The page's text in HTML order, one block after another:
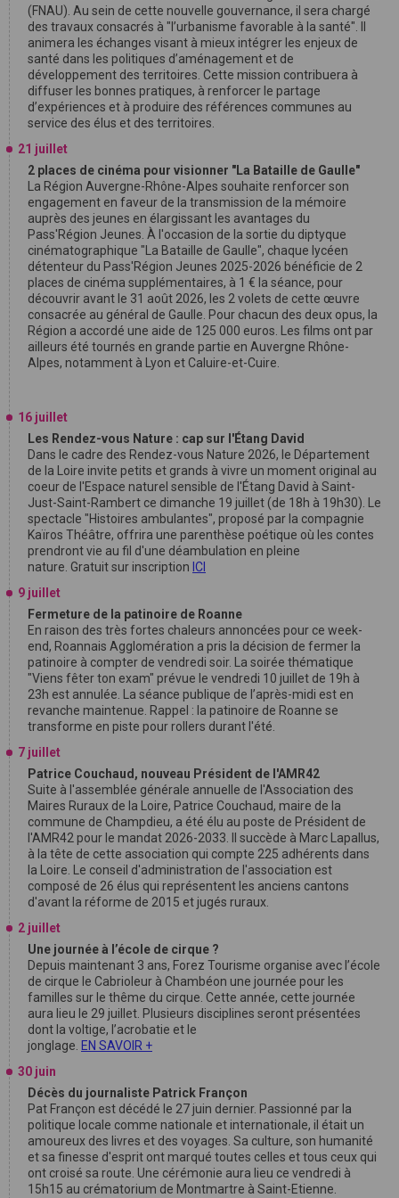
(FNAU). Au sein de cette nouvelle gouvernance, il sera chargé
des travaux consacrés à "l’urbanisme favorable à la santé". Il
animera les échanges visant à mieux intégrer les enjeux de
santé dans les politiques d’aménagement et de
développement des territoires. Cette mission contribuera à
diffuser les bonnes pratiques, à renforcer le partage
d’expériences et à produire des références communes au
service des élus et des territoires.
21 juillet
2 places de cinéma pour visionner "La Bataille de Gaulle"
La Région Auvergne-Rhône-Alpes souhaite renforcer son
engagement en faveur de la transmission de la mémoire
auprès des jeunes en élargissant les avantages du
Pass'Région Jeunes. À l'occasion de la sortie du diptyque
cinématographique "La Bataille de Gaulle", chaque lycéen
détenteur du Pass'Région Jeunes 2025-2026 bénéficie de 2
places de cinéma supplémentaires, à 1 € la séance, pour
découvrir avant le 31 août 2026, les 2 volets de cette œuvre
consacrée au général de Gaulle. Pour chacun des deux opus, la
Région a accordé une aide de 125 000 euros. Les films ont par
ailleurs été tournés en grande partie en Auvergne Rhône-
Alpes, notamment à Lyon et Caluire-et-Cuire.
16 juillet
Les Rendez-vous Nature : cap sur l'Étang David
Dans le cadre des Rendez-vous Nature 2026, le Département
de la Loire invite petits et grands à vivre un moment original au
coeur de l'Espace naturel sensible de l'Étang David à Saint-
Just-Saint-Rambert ce dimanche 19 juillet (de 18h à 19h30). Le
spectacle "Histoires ambulantes", proposé par la compagnie
Kaïros Théâtre, offrira une parenthèse poétique où les contes
prendront vie au fil d'une déambulation en pleine
nature. Gratuit sur inscription ICI
9 juillet
Fermeture de la patinoire de Roanne
En raison des très fortes chaleurs annoncées pour ce week-
end, Roannais Agglomération a pris la décision de fermer la
patinoire à compter de vendredi soir. La soirée thématique
"Viens fêter ton exam" prévue le vendredi 10 juillet de 19h à
23h est annulée. La séance publique de l’après-midi est en
revanche maintenue. Rappel : la patinoire de Roanne se
transforme en piste pour rollers durant l'été.
7 juillet
Patrice Couchaud, nouveau Président de l'AMR42
Suite à l'assemblée générale annuelle de l'Association des
Maires Ruraux de la Loire, Patrice Couchaud, maire de la
commune de Champdieu, a été élu au poste de Président de
l'AMR42 pour le mandat 2026-2033. Il succède à Marc Lapallus,
à la tête de cette association qui compte 225 adhérents dans
la Loire. Le conseil d'administration de l'association est
composé de 26 élus qui représentent les anciens cantons
d'avant la réforme de 2015 et jugés ruraux.
2 juillet
Une journée à l’école de cirque ?
Depuis maintenant 3 ans, Forez Tourisme organise avec l’école
de cirque le Cabrioleur à Chambéon une journée pour les
familles sur le thême du cirque. Cette année, cette journée
aura lieu le 29 juillet. Plusieurs disciplines seront présentées
dont la voltige, l’acrobatie et le
jonglage. EN SAVOIR +
30 juin
Décès du journaliste Patrick Françon
Pat Françon est décédé le 27 juin dernier. Passionné par la
politique locale comme nationale et internationale, il était un
amoureux des livres et des voyages. Sa culture, son humanité
et sa finesse d'esprit ont marqué toutes celles et tous ceux qui
ont croisé sa route. Une cérémonie aura lieu ce vendredi à
15h15 au crématorium de Montmartre à Saint-Etienne.